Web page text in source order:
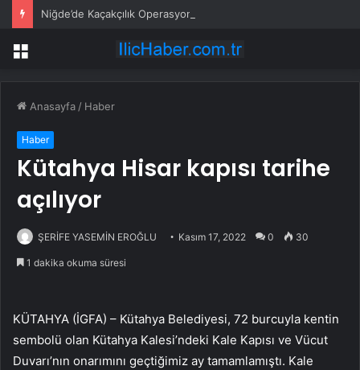
Niğde’de Kaçakçılık Operasyonu: 9 Gözaltı
Menü
Anasayfa / Haber
Haber
Kütahya Hisar kapısı tarihe
açılıyor
ŞERİFE YASEMİN EROĞLU Kasım 17, 2022 0 30
1 dakika okuma süresi
KÜTAHYA (İGFA) – Kütahya Belediyesi, 72 burcuyla kentin
sembolü olan Kütahya Kalesi’ndeki Kale Kapısı ve Vücut
Duvarı’nın onarımını geçtiğimiz ay tamamlamıştı. Kale